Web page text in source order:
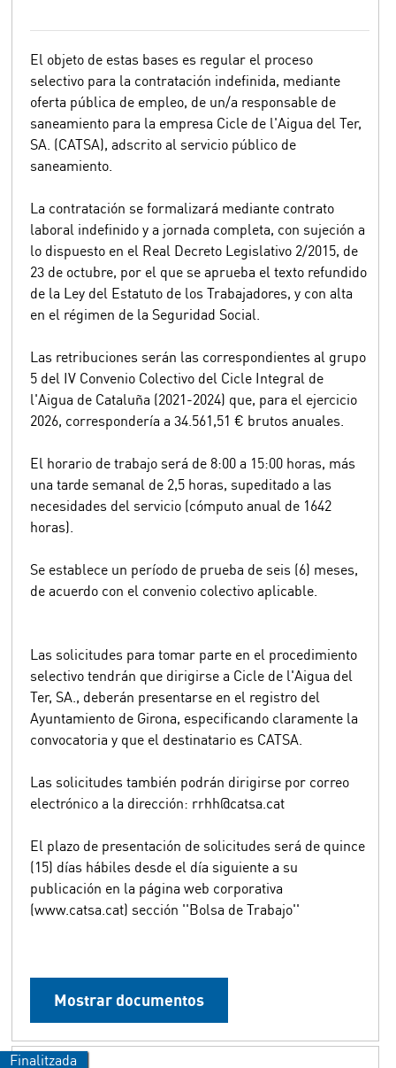
El objeto de estas bases es regular el proceso
selectivo para la contratación indefinida, mediante
oferta pública de empleo, de un/a responsable de
saneamiento para la empresa Cicle de l'Aigua del Ter,
SA. (CATSA), adscrito al servicio público de
saneamiento.
La contratación se formalizará mediante contrato
laboral indefinido y a jornada completa, con sujeción a
lo dispuesto en el Real Decreto Legislativo 2/2015, de
23 de octubre, por el que se aprueba el texto refundido
de la Ley del Estatuto de los Trabajadores, y con alta
en el régimen de la Seguridad Social.
Las retribuciones serán las correspondientes al grupo
5 del IV Convenio Colectivo del Cicle Integral de
l'Aigua de Cataluña (2021-2024) que, para el ejercicio
2026, correspondería a 34.561,51 € brutos anuales.
El horario de trabajo será de 8:00 a 15:00 horas, más
una tarde semanal de 2,5 horas, supeditado a las
necesidades del servicio (cómputo anual de 1642
horas).
Se establece un período de prueba de seis (6) meses,
de acuerdo con el convenio colectivo aplicable.
Las solicitudes para tomar parte en el procedimiento
selectivo tendrán que dirigirse a Cicle de l'Aigua del
Ter, SA., deberán presentarse en el registro del
Ayuntamiento de Girona, especificando claramente la
convocatoria y que el destinatario es CATSA.
Las solicitudes también podrán dirigirse por correo
electrónico a la dirección: rrhh@catsa.cat
El plazo de presentación de solicitudes será de quince
(15) días hábiles desde el día siguiente a su
publicación en la página web corporativa
(www.catsa.cat) sección ''Bolsa de Trabajo''
Mostrar documentos